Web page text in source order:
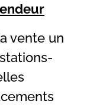
vente un